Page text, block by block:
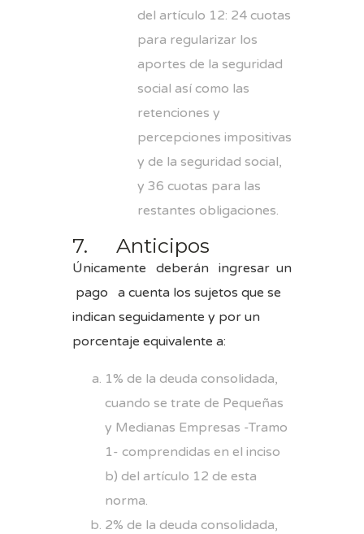
del artículo 12: 24 cuotas
para regularizar los
aportes de la seguridad
social así como las
retenciones y
percepciones impositivas
y de la seguridad social,
y 36 cuotas para las
restantes obligaciones.
7. Anticipos
Únicamente deberán ingresar un
pago a cuenta los sujetos que se
indican seguidamente y por un
porcentaje equivalente a:
1% de la deuda consolidada,
cuando se trate de Pequeñas
y Medianas Empresas -Tramo
1- comprendidas en el inciso
b) del artículo 12 de esta
norma.
2% de la deuda consolidada,